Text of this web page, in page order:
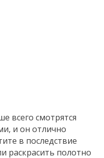
всего смотрятся
и он отлично
в последствие
раскрасить полотно